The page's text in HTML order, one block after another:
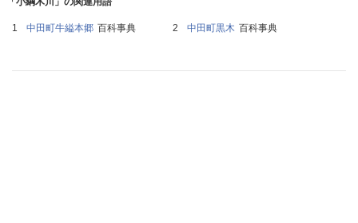
中田町牛縊本郷 百科事典 中田町黒木 百科事典